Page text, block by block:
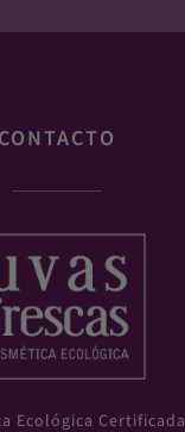
CONTACTO
Ecológica Certificada